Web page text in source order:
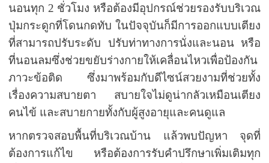
นอนทุก 2 ชั่วโมง หรือต้องมีอุปกรณ์ช่วยรองรับบริเวณ
ปุ่มกระดูกที่โดนกดทับ ในปัจจุบันก็มีการออกแบบเตียง
ที่สามารถปรับระดับ ปรับท่าทางการนั่งและนอน หรือ
ที่นอนลมซึ่งช่วยขยับร่างกายให้เคลื่อนไหวเพื่อป้องกัน
ภาวะข้อติด ซึ่งมาพร้อมกับดีไซน์สวยงามที่ช่วยทั้ง
เรื่องความสบายตา สบายใจไม่ดูน่ากลัวเหมือนเตียง
คนไข้ และสบายกายทั้งกับผู้สูงอายุและคนดูแล
หากตรวจสอบพื้นที่บริเวณบ้าน แล้วพบปัญหา จุดที่
ต้องการแก้ไข หรือต้องการรับคำปรึกษาเพิ่มเติมทุก